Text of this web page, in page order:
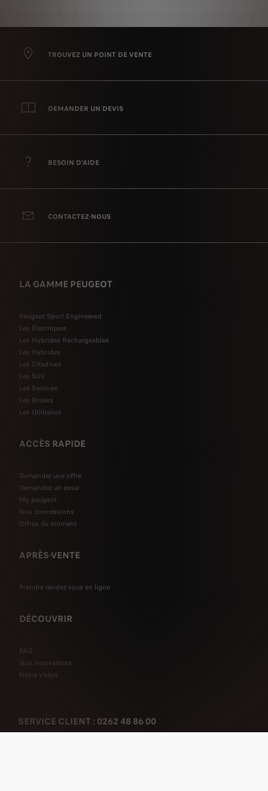
TROUVEZ UN POINT DE VENTE
DEMANDER UN DEVIS
BESOIN D'AIDE
CONTACTEZ-NOUS
LA GAMME PEUGEOT
Peugeot Sport Engineered
Les Électriques
Les Hybrides Rechargeables
Les Hybrides
Les Citadines
Les SUV
Les Berlines
Les Breaks
Les Utilitaires
ACCÈS RAPIDE
Demander une offre
Demandez un essai
My peugeot
Nos concessions
Offres du moment
APRÈS-VENTE
Prendre rendez-vous en ligne
DÉCOUVRIR
FAQ
Nos innovations
Notre vision
SERVICE CLIENT : 0262 48 86 00